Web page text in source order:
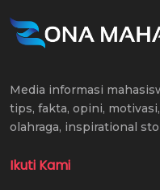
Media informasi
tips, fakta, opini,
olahraga, inspirational
Ikuti Kami